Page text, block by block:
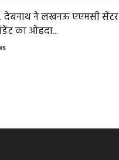
देबनाथ ने लखनऊ एएमसी सेंटर
का ओहदा...